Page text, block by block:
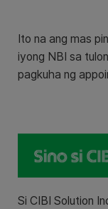
Ito na ang mas
iyong NBI sa
pagkuha ng
Si CIBI Solution